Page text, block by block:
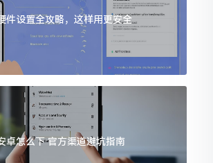
件设置全攻略，这样用更安全
卓怎么下 官方渠道避坑指南